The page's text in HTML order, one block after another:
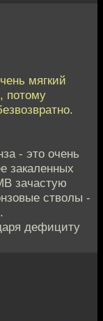
мягкий
потому
- это очень
закаленных
зачастую
стволы -
дефициту